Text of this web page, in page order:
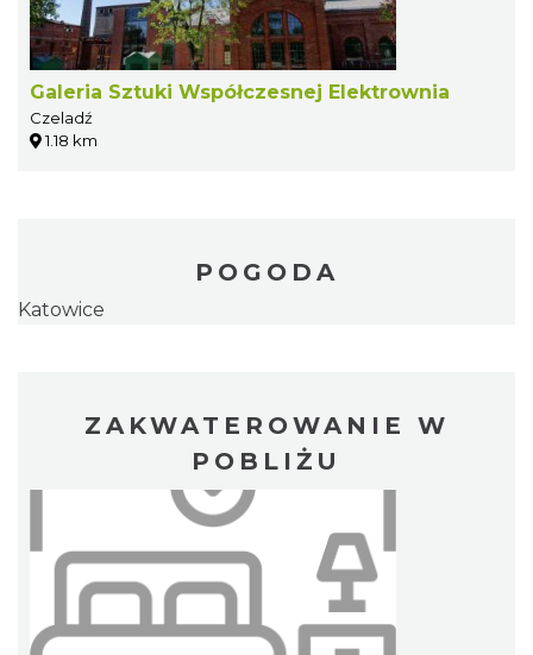
Galeria Sztuki Współczesnej Elektrownia
Czeladź
1.18 km
POGODA
Katowice
ZAKWATEROWANIE W
POBLIŻU